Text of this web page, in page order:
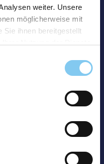
weiter. Unsere
möglicherweise mit
Sie ihnen bereitgestellt